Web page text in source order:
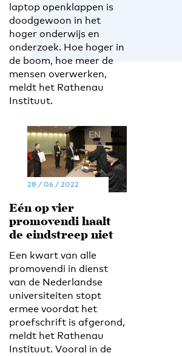
laptop openklappen is
doodgewoon in het
hoger onderwijs en
onderzoek. Hoe hoger in
de boom, hoe meer de
mensen overwerken,
meldt het Rathenau
Instituut.
EN NL
28 / 06 / 2022
Eén op vier
promovendi haalt
de eindstreep niet
Een kwart van alle
promovendi in dienst
van de Nederlandse
universiteiten stopt
ermee voordat het
proefschrift is afgerond,
meldt het Rathenau
Instituut. Vooral in de